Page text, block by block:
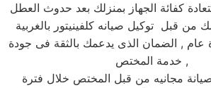
كفائة الجهاز بمنزلك بعد حدوث العطل
من قبل توكيل صيانه كلفينيتور بالغربية
, الضمان الذى يدعمك بالثقة فى جودة
خدمة المختص ,
مجانيه من قبل المختص خلال فترة